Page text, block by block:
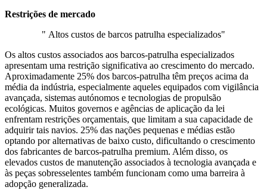
Restrições de mercado
" Altos custos de barcos patrulha especializados"
Os altos custos associados aos barcos-patrulha especializados
apresentam uma restrição significativa ao crescimento do mercado.
Aproximadamente 25% dos barcos-patrulha têm preços acima da
média da indústria, especialmente aqueles equipados com vigilância
avançada, sistemas autónomos e tecnologias de propulsão
ecológicas. Muitos governos e agências de aplicação da lei
enfrentam restrições orçamentais, que limitam a sua capacidade de
adquirir tais navios. 25% das nações pequenas e médias estão
optando por alternativas de baixo custo, dificultando o crescimento
dos fabricantes de barcos-patrulha premium. Além disso, os
elevados custos de manutenção associados à tecnologia avançada e
às peças sobresselentes também funcionam como uma barreira à
adopção generalizada.